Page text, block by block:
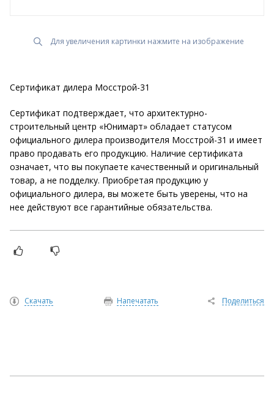
Для увеличения картинки нажмите на изображение
Сертификат дилера Мосстрой-31
Сертификат подтверждает, что архитектурно-
строительный центр «Юнимарт» обладает статусом
официального дилера производителя Мосстрой-31 и имеет
право продавать его продукцию. Наличие сертификата
означает, что вы покупаете качественный и оригинальный
товар, а не подделку. Приобретая продукцию у
официального дилера, вы можете быть уверены, что на
нее действуют все гарантийные обязательства.
Поделиться
Напечатать
Скачать